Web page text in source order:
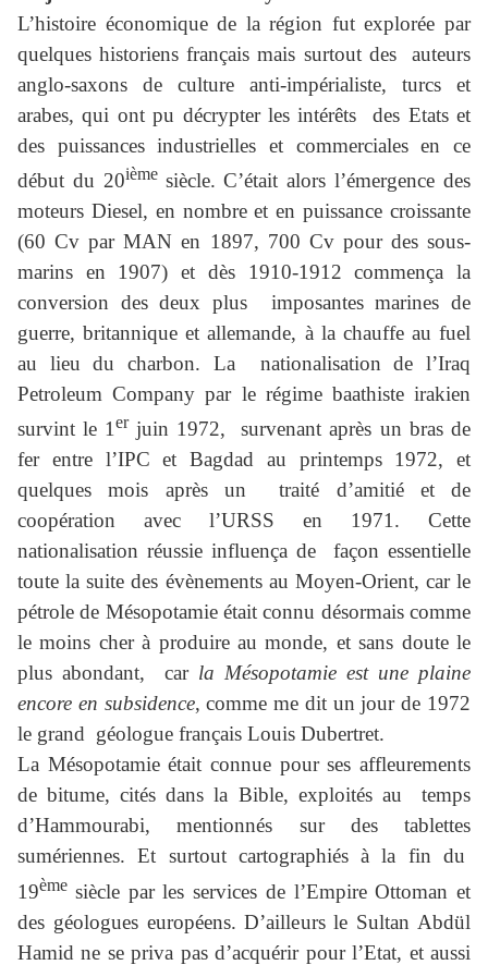
L’histoire économique de la région fut explorée par
quelques historiens français mais surtout des auteurs
anglo-saxons de culture anti-impérialiste, turcs et
arabes, qui ont pu décrypter les intérêts des Etats et
des puissances industrielles et commerciales en ce
début du 20ième siècle. C’était alors l’émergence des
moteurs Diesel, en nombre et en puissance croissante
(60 Cv par MAN en 1897, 700 Cv pour des sous-
marins en 1907) et dès 1910-1912 commença la
conversion des deux plus imposantes marines de
guerre, britannique et allemande, à la chauffe au fuel
au lieu du charbon. La nationalisation de l’Iraq
Petroleum Company par le régime baathiste irakien
survint le 1er juin 1972, survenant après un bras de
fer entre l’IPC et Bagdad au printemps 1972, et
quelques mois après un traité d’amitié et de
coopération avec l’URSS en 1971. Cette
nationalisation réussie influença de façon essentielle
toute la suite des évènements au Moyen-Orient, car le
pétrole de Mésopotamie était connu désormais comme
le moins cher à produire au monde, et sans doute le
plus abondant, car la Mésopotamie est une plaine
encore en subsidence, comme me dit un jour de 1972
le grand géologue français Louis Dubertret.
La Mésopotamie était connue pour ses affleurements
de bitume, cités dans la Bible, exploités au temps
d’Hammourabi, mentionnés sur des tablettes
sumériennes. Et surtout cartographiés à la fin du
19ème siècle par les services de l’Empire Ottoman et
des géologues européens. D’ailleurs le Sultan Abdül
Hamid ne se priva pas d’acquérir pour l’Etat, et aussi